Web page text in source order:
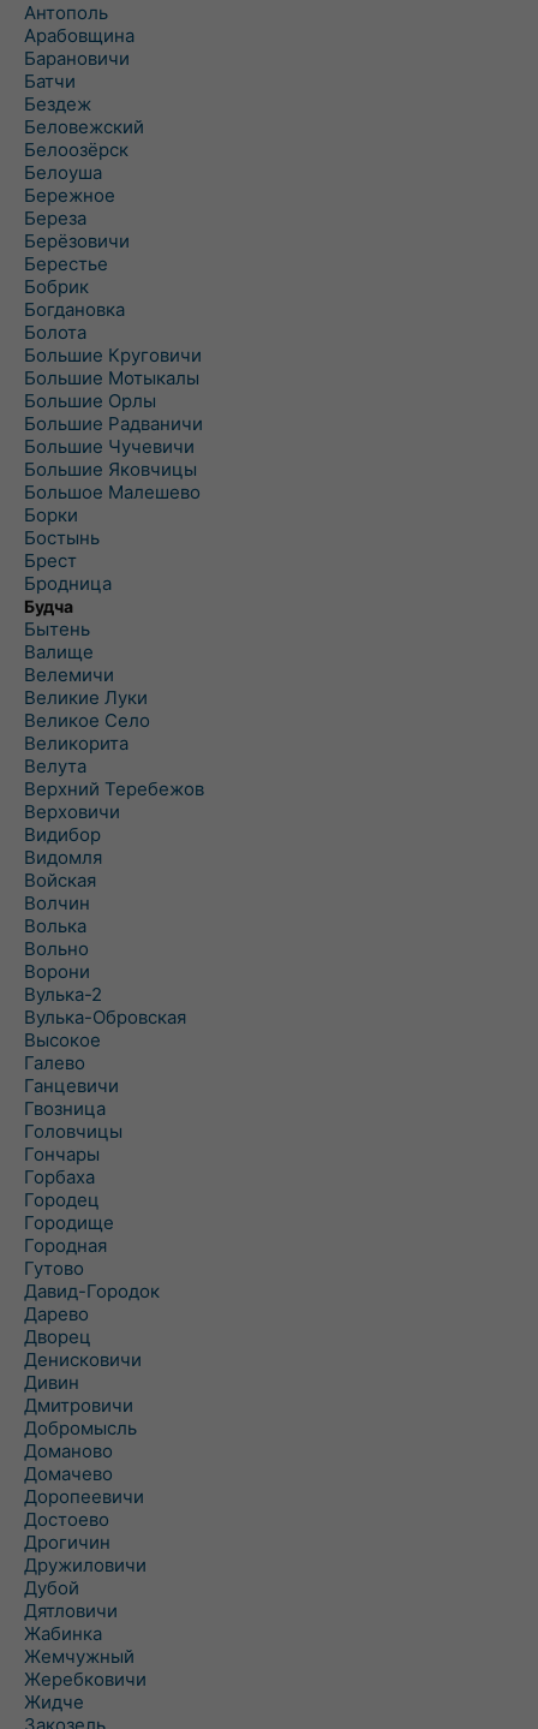
Антополь
Арабовщина
Барановичи
Батчи
Бездеж
Беловежский
Белоозёрск
Белоуша
Бережное
Береза
Берёзовичи
Берестье
Бобрик
Богдановка
Болота
Большие Круговичи
Большие Мотыкалы
Большие Орлы
Большие Радваничи
Большие Чучевичи
Большие Яковчицы
Большое Малешево
Борки
Бостынь
Брест
Бродница
Будча
Бытень
Валище
Велемичи
Великие Луки
Великое Село
Великорита
Велута
Верхний Теребежов
Верховичи
Видибор
Видомля
Войская
Волчин
Волька
Вольно
Ворони
Вулька-2
Вулька-Обровская
Высокое
Галево
Ганцевичи
Гвозница
Головчицы
Гончары
Горбаха
Городец
Городище
Городная
Гутово
Давид-Городок
Дарево
Дворец
Денисковичи
Дивин
Дмитровичи
Добромысль
Доманово
Домачево
Доропеевичи
Достоево
Дрогичин
Дружиловичи
Дубой
Дятловичи
Жабинка
Жемчужный
Жеребковичи
Жидче